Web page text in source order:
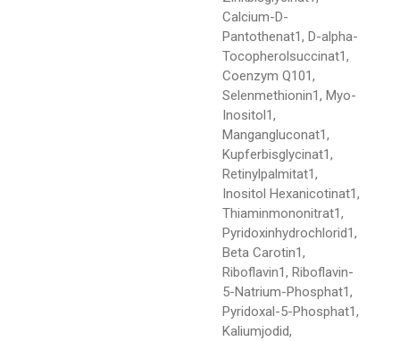
Calcium-D-
Pantothenat1, D-alpha-
Tocopherolsuccinat1,
Coenzym Q101,
Selenmethionin1, Myo-
Inositol1,
Mangangluconat1,
Kupferbisglycinat1,
Retinylpalmitat1,
Inositol Hexanicotinat1,
Thiaminmononitrat1,
Pyridoxinhydrochlorid1,
Beta Carotin1,
Riboflavin1, Riboflavin-
5-Natrium-Phosphat1,
Pyridoxal-5-Phosphat1,
Kaliumjodid,